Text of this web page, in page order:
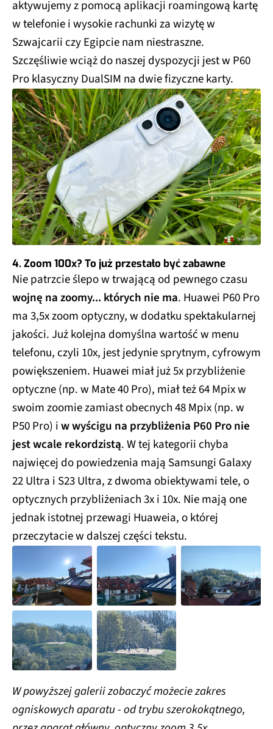
aktywujemy z pomocą aplikacji roamingową kartę
w telefonie i wysokie rachunki za wizytę w
Szwajcarii czy Egipcie nam niestraszne.
Szczęśliwie wciąż do naszej dyspozycji jest w P60
Pro klasyczny DualSIM na dwie fizyczne karty.
4. Zoom 100x? To już przestało być zabawne
Nie patrzcie ślepo w trwającą od pewnego czasu
wojnę na zoomy... których nie ma. Huawei P60 Pro
ma 3,5x zoom optyczny, w dodatku spektakularnej
jakości. Już kolejna domyślna wartość w menu
telefonu, czyli 10x, jest jedynie sprytnym, cyfrowym
powiększeniem. Huawei miał już 5x przybliżenie
optyczne (np. w Mate 40 Pro), miał też 64 Mpix w
swoim zoomie zamiast obecnych 48 Mpix (np. w
P50 Pro) iw wyścigu na przybliżenia P60 Pro nie
jest wcale rekordzistą. W tej kategorii chyba
najwięcej do powiedzenia mają Samsungi Galaxy
22 Ultra i S23 Ultra, z dwoma obiektywami tele, o
optycznych przybliżeniach 3x i 10x. Nie mają one
jednak istotnej przewagi Huaweia, o której
przeczytacie w dalszej części tekstu.
W powyższej galerii zobaczyć możecie zakres
ogniskowych aparatu - od trybu szerokokątnego,